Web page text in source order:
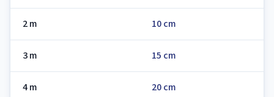
2 m 10 cm
3 m 15 cm
4 m 20 cm